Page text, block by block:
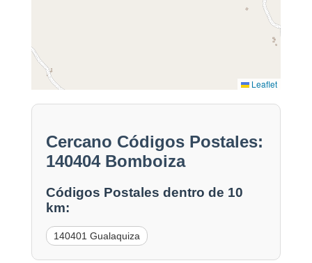
Leaflet
Cercano Códigos Postales:
140404 Bomboiza
Códigos Postales dentro de 10
km:
140401 Gualaquiza